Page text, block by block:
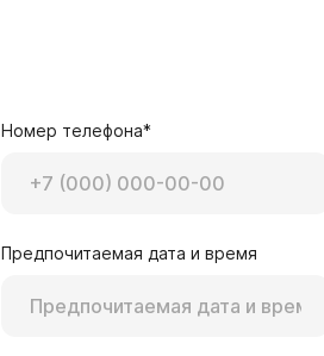
Номер телефона*
Предпочитаемая дата и время